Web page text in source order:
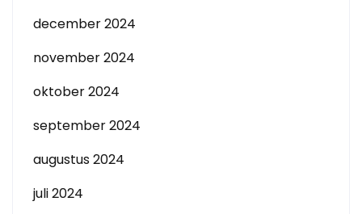
december 2024
november 2024
oktober 2024
september 2024
augustus 2024
juli 2024